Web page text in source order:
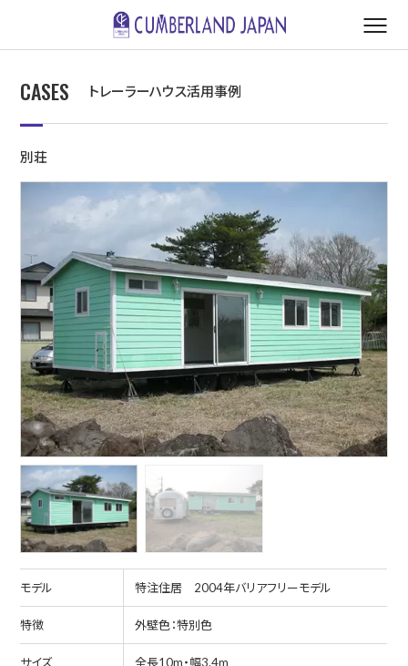
CASES トレーラーハウス活用事例
別荘
モデル 特注住居 2004年バリアフリーモデル
特徴 外壁色：特別色
サイズ 全長10m・幅3.4m